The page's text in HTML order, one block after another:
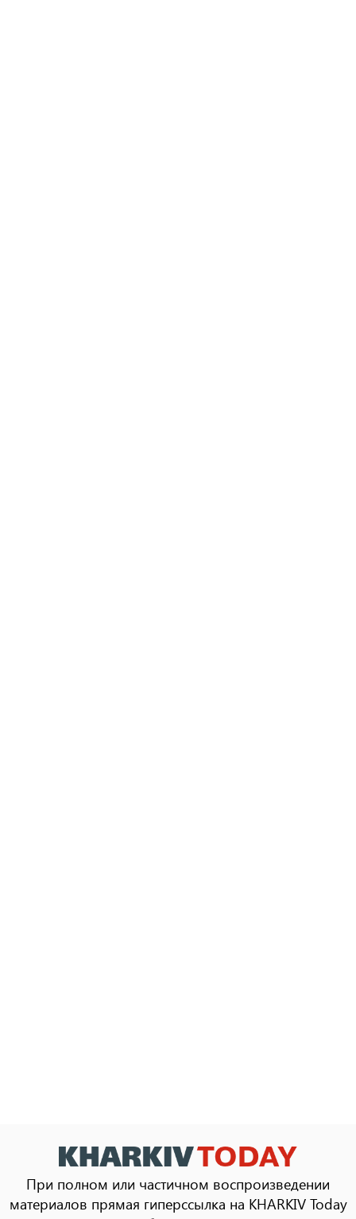
При полном или частичном воспроизведении
материалов прямая гиперссылка на KHARKIV Today